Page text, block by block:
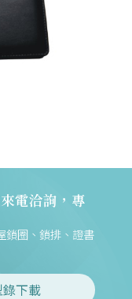
電洽詢，專
鎖圈、鎖排、證書
下載